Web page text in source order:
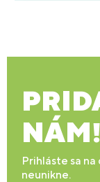
NÁM!
Prihláste sa
neunikne.